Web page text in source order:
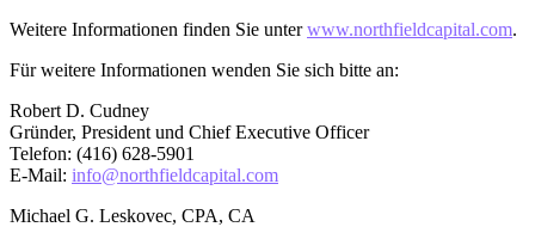
Weitere Informationen finden Sie unterwww.northfieldcapital.com.
Für weitere Informationen wenden Sie sich bitte an:
Robert D. Cudney
Gründer, President und Chief Executive Officer
Telefon: (416) 628-5901
E-Mail: info@northfieldcapital.com
Michael G. Leskovec, CPA, CA